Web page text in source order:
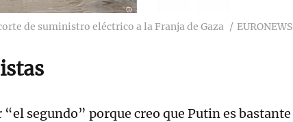
de suministro eléctrico a la Franja de Gaza EURONEWS
“el segundo” porque creo que Putin es bastante